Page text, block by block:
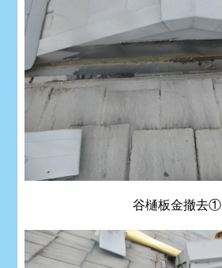
谷樋板金撤去①